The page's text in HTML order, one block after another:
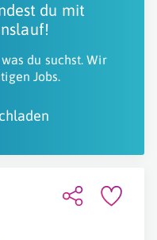
du mit
du suchst. Wir
Jobs.